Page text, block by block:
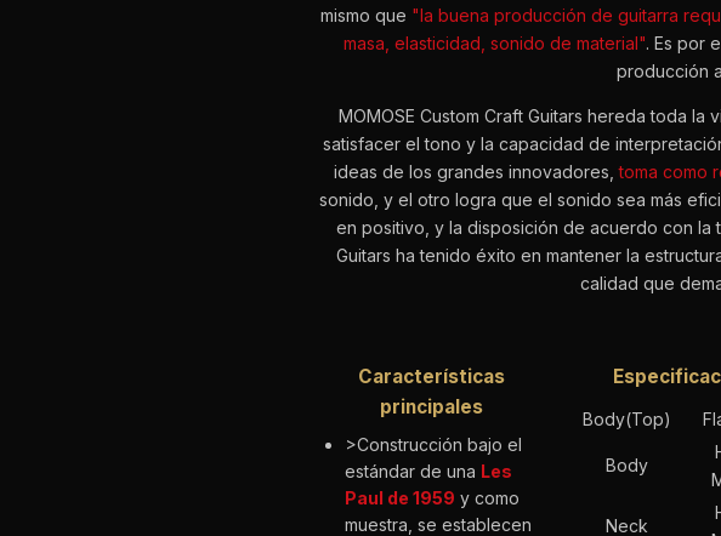
mismo que "la buena producción de guitarra
masa, elasticidad, sonido de material". Es por
producción
MOMOSE Custom Craft Guitars hereda toda
satisfacer el tono y la capacidad de
ideas de los grandes innovadores,toma como
sonido, y el otro logra que el sonido sea más
en positivo, y la disposición de acuerdo con la
Guitars ha tenido éxito en mantener la
calidad que
Características
principales
>Construcción bajo el
estándar de una Les
Paul de 1959 y como
muestra, se establecen
Body(Top)
Body
Neck